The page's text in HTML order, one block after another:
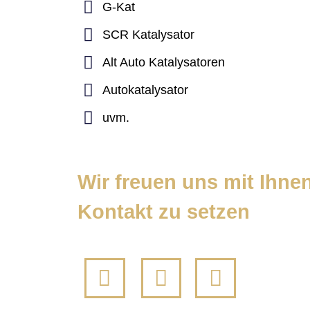
G-Kat
SCR Katalysator
Alt Auto Katalysatoren
Autokatalysator
uvm.
Wir freuen uns mit
Kontakt zu setzen